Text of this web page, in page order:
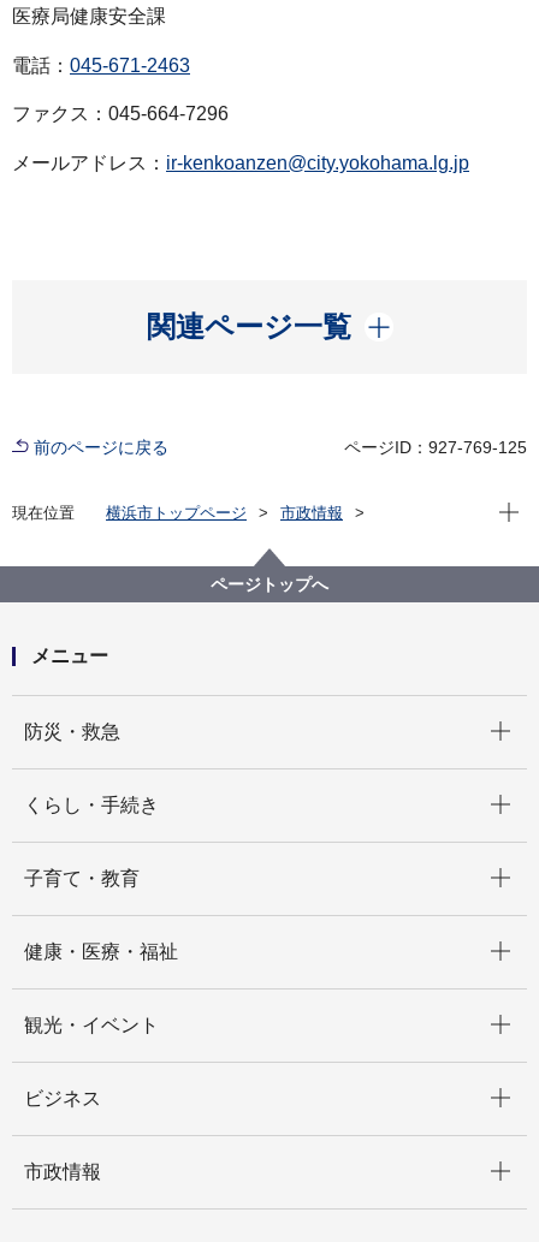
医療局健康安全課
電話： 045-671-2463
ファクス：045-664-7296
メールアドレス： ir-kenkoanzen@city.yokohama.lg.jp
関連ページ一覧
開く
前のページに戻る ページID：927-769-125
現在位置 横浜市トップページ
市政情報
新型コロナウイルス感染症による新たな市内の患者確
認について
現在
ページトップへ
メニュー
防災・救急
くらし・手続き
子育て・教育
健康・医療・福祉
観光・イベント
ビジネス
市政情報